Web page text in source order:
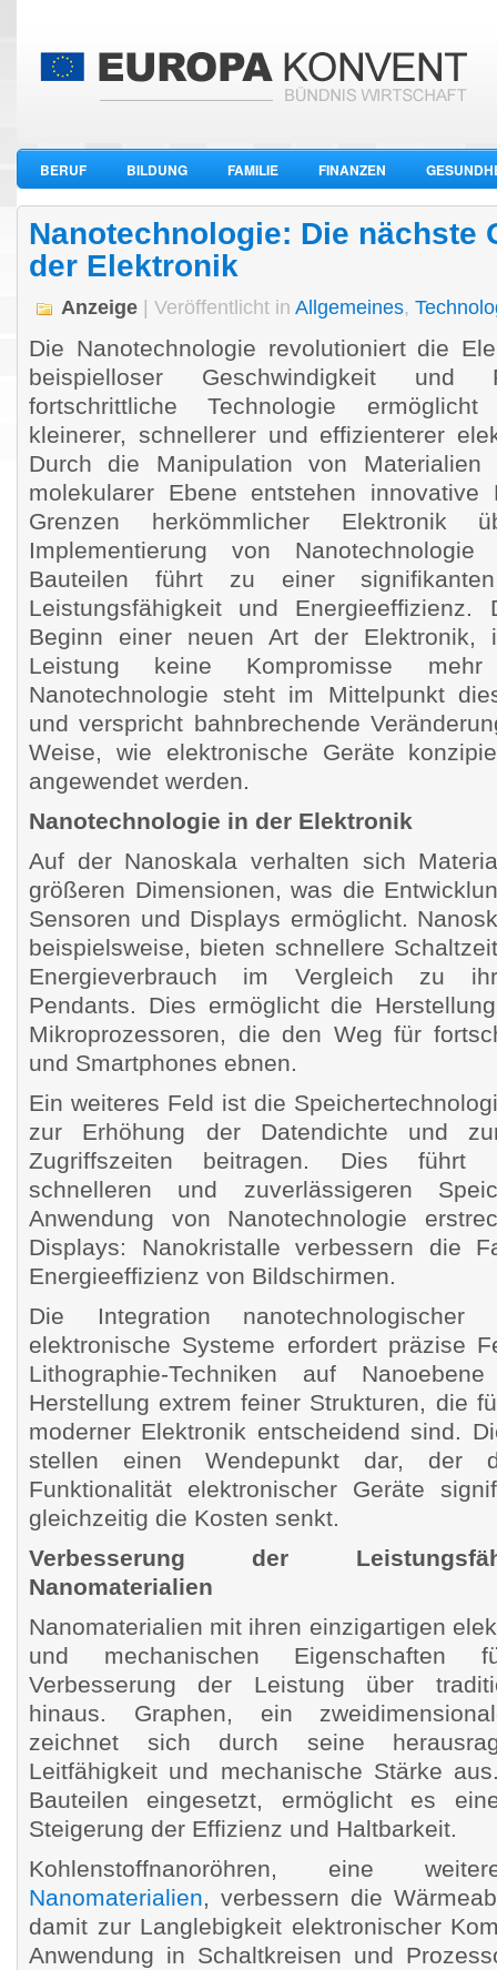
BERUF BILDUNG FAMILIE FINANZEN
WIRTSCHAFT
Nanotechnologie: Die nächste
der Elektronik
Anzeige | Veröffentlicht in Allgemeines,
Die Nanotechnologie revolutioniert die
beispielloser Geschwindigkeit und
fortschrittliche Technologie
kleinerer, schnellerer und effizienterer
Durch die Manipulation von
molekularer Ebene entstehen
Grenzen herkömmlicher Elektronik
Implementierung von
Bauteilen führt zu einer
Leistungsfähigkeit und Energieeffizienz.
Beginn einer neuen Art der Elektronik,
Leistung keine Kompromisse
Nanotechnologie steht im Mittelpunkt
und verspricht bahnbrechende
Weise, wie elektronische Geräte
angewendet werden.
Nanotechnologie in der Elektronik
Auf der Nanoskala verhalten sich
größeren Dimensionen, was die
Sensoren und Displays ermöglicht.
beispielsweise, bieten schnellere
Energieverbrauch im Vergleich zu
Pendants. Dies ermöglicht die
Mikroprozessoren, die den Weg für
und Smartphones ebnen.
Ein weiteres Feld ist die
zur Erhöhung der Datendichte und
Zugriffszeiten beitragen. Dies führt
schnelleren und zuverlässigeren
Anwendung von Nanotechnologie
Displays: Nanokristalle verbessern die
Energieeffizienz von Bildschirmen.
Die Integration nanotechnologischer
elektronische Systeme erfordert präzise
Lithographie-Techniken auf
Herstellung extrem feiner Strukturen, die
moderner Elektronik entscheidend sind.
stellen einen Wendepunkt dar, der
Funktionalität elektronischer Geräte
gleichzeitig die Kosten senkt.
Verbesserung der
Nanomaterialien
Nanomaterialien mit ihren einzigartigen
und mechanischen Eigenschaften
Verbesserung der Leistung über
hinaus. Graphen, ein
zeichnet sich durch seine
Leitfähigkeit und mechanische Stärke
Bauteilen eingesetzt, ermöglicht es
Steigerung der Effizienz und Haltbarkeit.
Kohlenstoffnanoröhren, eine
Nanomaterialien, verbessern die
damit zur Langlebigkeit elektronischer
Anwendung in Schaltkreisen und